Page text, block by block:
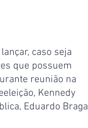
caso seja
que possuem
reunião na
Kennedy
Eduardo Braga